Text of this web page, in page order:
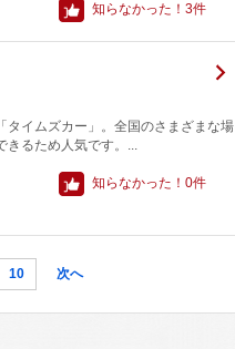
知らなかった！ 3件
タイムズカー」。全国のさまざまな場
きるため人気です。...
知らなかった！ 0件
10 次へ